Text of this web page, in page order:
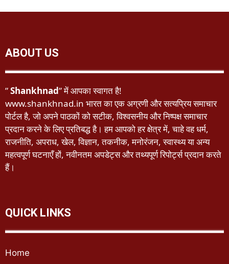
ABOUT US
”Shankhnad” में आपका स्वागत है!
www.shankhnad.in भारत का एक अग्रणी और सत्यप्रिय समाचार
पोर्टल है, जो अपने पाठकों को सटीक, विश्वसनीय और निष्पक्ष समाचार
प्रदान करने के लिए प्रतिबद्ध है। हम आपको हर क्षेत्र में, चाहे वह धर्म,
राजनीति, अपराध, खेल, विज्ञान, तकनीक, मनोरंजन, स्वास्थ्य या अन्य
महत्वपूर्ण घटनाएँ हों, नवीनतम अपडेट्स और तथ्यपूर्ण रिपोर्ट्स प्रदान करते
हैं।
QUICK LINKS
Home